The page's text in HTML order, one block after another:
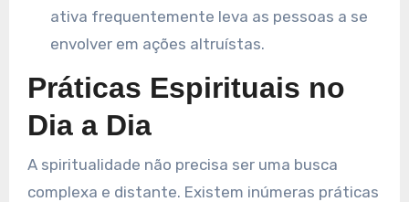
ativa frequentemente leva as pessoas a se
envolver em ações altruístas.
Práticas Espirituais no
Dia a Dia
A spiritualidade não precisa ser uma busca
complexa e distante. Existem inúmeras práticas